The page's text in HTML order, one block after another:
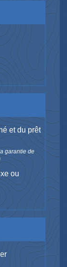
et du prêt
garantie de
ou